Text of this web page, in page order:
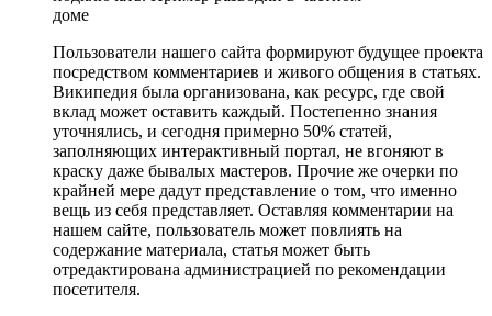
доме
Пользователи нашего сайта формируют будущее проекта
посредством комментариев и живого общения в статьях.
Википедия была организована, как ресурс, где свой
вклад может оставить каждый. Постепенно знания
уточнялись, и сегодня примерно 50% статей,
заполняющих интерактивный портал, не вгоняют в
краску даже бывалых мастеров. Прочие же очерки по
крайней мере дадут представление о том, что именно
вещь из себя представляет. Оставляя комментарии на
нашем сайте, пользователь может повлиять на
содержание материала, статья может быть
отредактирована администрацией по рекомендации
посетителя.